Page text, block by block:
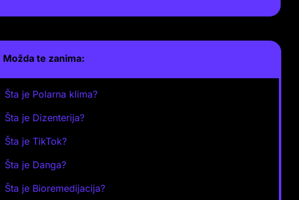
Možda te zanima:
Šta je Polarna klima?
Šta je Dizenterija?
Šta je TikTok?
Šta je Danga?
Šta je Bioremedijacija?